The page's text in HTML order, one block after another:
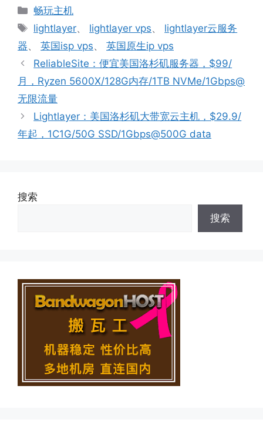
分
类
畅玩主机
标
签
lightlayer、 lightlayer vps、 lightlayer云服务
器、 英国isp vps、 英国原生ip vps
ReliableSite：便宜美国洛杉矶服务器，$99/
月，Ryzen 5600X/128G内存/1TB NVMe/1Gbps@
无限流量
Lightlayer：美国洛杉矶大带宽云主机，$29.9/
年起，1C1G/50G SSD/1Gbps@500G data
搜索
搜索